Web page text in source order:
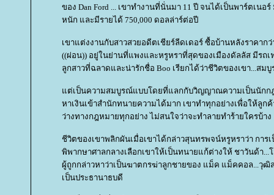
ของ Dan Ford ... เขาทำงานที่นั่นมา 11 ปี จนได้เป็นพาร์ตเน
หนัก และมีรายได้ 750,000 ดอลล่าร์ต่อปี
เขาแต่งงานกับสาวสวยอดีตเชียร์ลีดเดอร์ ซื้อบ้านหลังราคาก
((ผ่อน)) อยู่ในย่านที่แพงและหรูหราที่สุดของเมืองดัลลัส มีรถเ
ลูกสาวที่ฉลาดและน่ารักชื่อ Boo เรียกได้ว่าชีวิตของเขา...สม
ต่เป็นความสมบูรณ์แบบโดยที่แลกกับวิญญาณความเป็นนักก
หาเงินเข้าสำนักทนายความได้มาก เขาทำทุกอย่างเพื่อให้ลูก
ว่างทางกฎหมายทุกอย่าง ไม่สนใจว่าจะทำลายทำร้ายใครบ้าง
ชีวิตของเขาพลิกผันเมื่อเขาได้กล่าวสุนทรพจน์หรูหราว่า การ
พิพากษาศาลกลางเลือกเขาให้เป็นทนายแก้ต่างให้ ชาวันด้า...
ผู้ถูกกล่าวหาว่าเป็นฆาตกรฆ่าลูกชายของ แม็ค แม็คคอล...วุฒิ
เป็นประธานาธบดี